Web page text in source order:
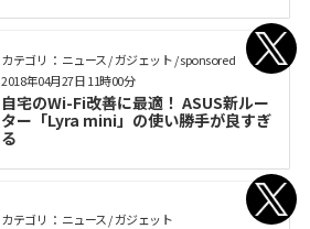
カテゴリ： ニュース / ガジェット / sponsored
自宅のWi-Fi改善に最適！ ASUS新ルー
ター「Lyra mini」の使い勝手が良すぎ
る
2018年04月27日 11時00分
カテゴリ： ニュース / ガジェット